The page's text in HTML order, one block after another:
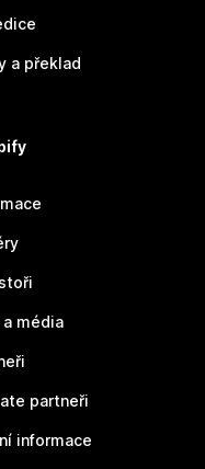
a překlad
média
partneři
informace